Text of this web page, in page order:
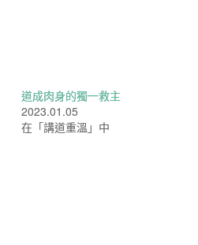
道成肉身的獨一救主
2023.01.05
在「講道重溫」中